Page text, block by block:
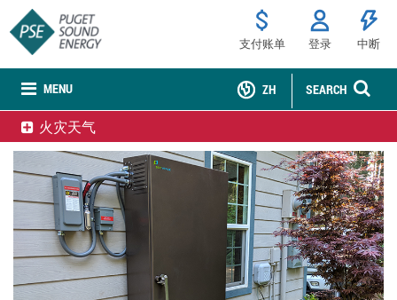
MENU
支付账单 登录 中断
SEARCH
ZH
火灾天气